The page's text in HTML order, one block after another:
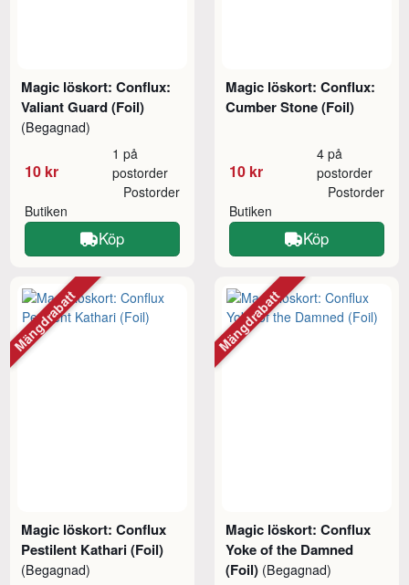
Magic löskort: Conflux:
Valiant Guard (Foil)
(Begagnad)
10 kr
1 på
postorder
Butiken
Postorder
Köp
Magic löskort: Conflux:
Cumber Stone (Foil)
10 kr
4 på
postorder
Butiken
Postorder
Köp
Magic löskort: Conflux
Pestilent Kathari (Foil)
(Begagnad)
Mängdrabatt
Magic löskort: Conflux
Yoke of the Damned
(Foil) (Begagnad)
Mängdrabatt